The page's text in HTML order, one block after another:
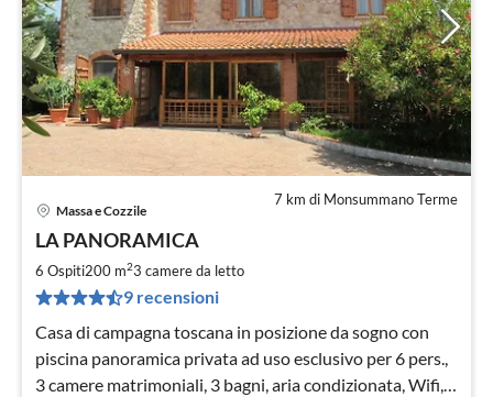
7 km di Monsummano Terme
Massa e Cozzile
LA PANORAMICA
6 Ospiti200 m23 camere da letto
9 recensioni
Casa di campagna toscana in posizione da sogno con
piscina panoramica privata ad uso esclusivo per 6 pers.,
3 camere matrimoniali, 3 bagni, aria condizionata, Wifi,